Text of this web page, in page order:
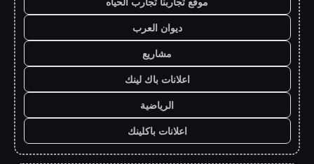
ديوان العرب
مشاريع
اعلانات باك لينك
الرياضية
اعلانات باكلينك